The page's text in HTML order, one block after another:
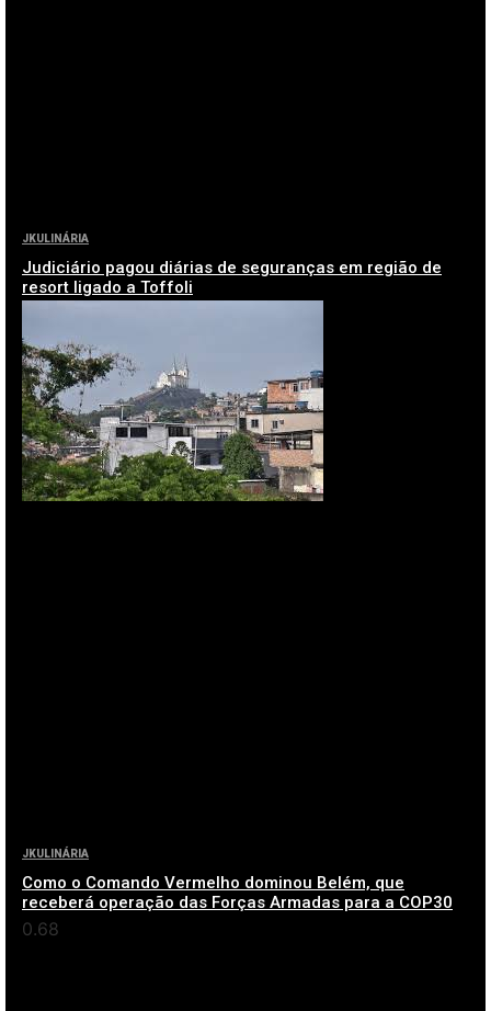
JKULINÁRIA
Judiciário pagou diárias de seguranças em região de
resort ligado a Toffoli
JKULINÁRIA
Como o Comando Vermelho dominou Belém, que
receberá operação das Forças Armadas para a COP30